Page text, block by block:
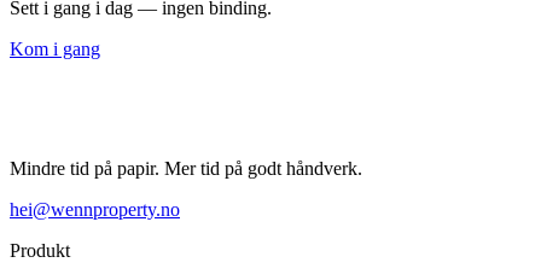
Sett i gang i dag — ingen binding.
Kom i gang
Mindre tid på papir. Mer tid på godt håndverk.
hei@wennproperty.no
Produkt